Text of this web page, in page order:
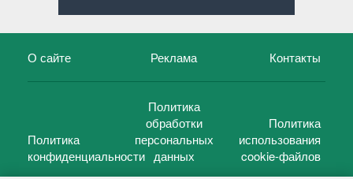
О сайте Реклама Контакты
Политика
конфиденциальности
Политика
обработки
персональных
данных
Политика
использования
cookie-файлов